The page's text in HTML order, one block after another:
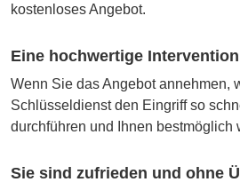
kostenloses Angebot.
Eine hochwertige Intervention
Wenn Sie das Angebot annehmen,
Schlüsseldienst den Eingriff so
durchführen und Ihnen bestmöglich
Sie sind zufrieden und ohne